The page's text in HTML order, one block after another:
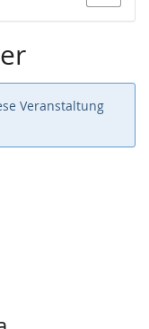
Veranstaltung